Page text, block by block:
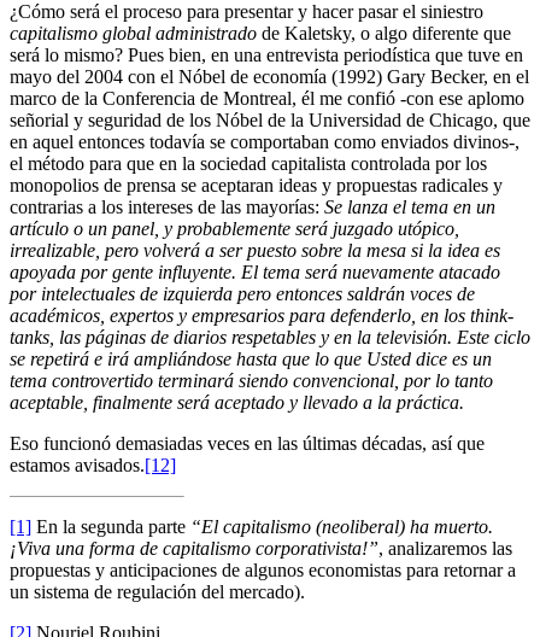
¿Cómo será el proceso para presentar y hacer pasar el siniestro
capitalismo global administrado de Kaletsky, o algo diferente que
será lo mismo? Pues bien, en una entrevista periodística que tuve en
mayo del 2004 con el Nóbel de economía (1992) Gary Becker, en el
marco de la Conferencia de Montreal, él me confió -con ese aplomo
señorial y seguridad de los Nóbel de la Universidad de Chicago, que
en aquel entonces todavía se comportaban como enviados divinos-,
el método para que en la sociedad capitalista controlada por los
monopolios de prensa se aceptaran ideas y propuestas radicales y
contrarias a los intereses de las mayorías: Se lanza el tema en un
artículo o un panel, y probablemente será juzgado utópico,
irrealizable, pero volverá a ser puesto sobre la mesa si la idea es
apoyada por gente influyente. El tema será nuevamente atacado
por intelectuales de izquierda pero entonces saldrán voces de
académicos, expertos y empresarios para defenderlo, en los think-
tanks, las páginas de diarios respetables y en la televisión. Este ciclo
se repetirá e irá ampliándose hasta que lo que Usted dice es un
tema controvertido terminará siendo convencional, por lo tanto
aceptable, finalmente será aceptado y llevado a la práctica.
Eso funcionó demasiadas veces en las últimas décadas, así que
estamos avisados.[12]
[1] En la segunda parte “El capitalismo (neoliberal) ha muerto.
¡Viva una forma de capitalismo corporativista!”, analizaremos las
propuestas y anticipaciones de algunos economistas para retornar a
un sistema de regulación del mercado).